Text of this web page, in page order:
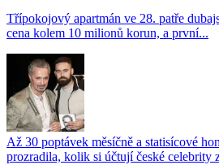
Třípokojový apartmán ve 28. patře
cena kolem 10 milionů korun, a první...
Až 30 poptávek měsíčně a statisícové
prozradila, kolik si účtují české celebrity